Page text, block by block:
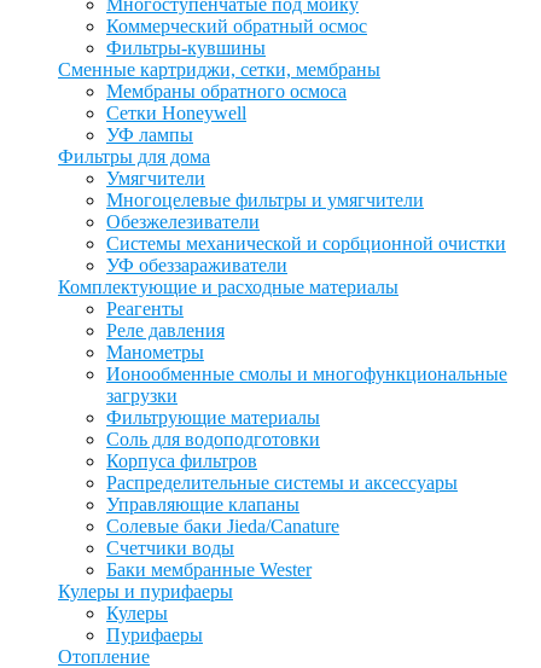
Коммерческий обратный осмос
Фильтры-кувшины
Сменные картриджи, сетки, мембраны
Мембраны обратного осмоса
Сетки Honeywell
УФ лампы
Фильтры для дома
Умягчители
Многоцелевые фильтры и умягчители
Обезжелезиватели
Системы механической и сорбционной очистки
УФ обеззараживатели
Комплектующие и расходные материалы
Реагенты
Реле давления
Манометры
Ионообменные смолы и многофункциональные
загрузки
Фильтрующие материалы
Соль для водоподготовки
Корпуса фильтров
Распределительные системы и аксессуары
Управляющие клапаны
Солевые баки Jieda/Canature
Счетчики воды
Баки мембранные Wester
Кулеры и пурифаеры
Кулеры
Пурифаеры
Отопление